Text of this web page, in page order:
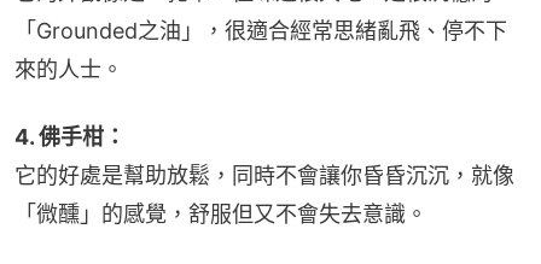
「Grounded之油」，很適合經常思緒亂飛、停不下
來的人士。
4. 佛手柑：
它的好處是幫助放鬆，同時不會讓你昏昏沉沉，就像
「微醺」的感覺，舒服但又不會失去意識。